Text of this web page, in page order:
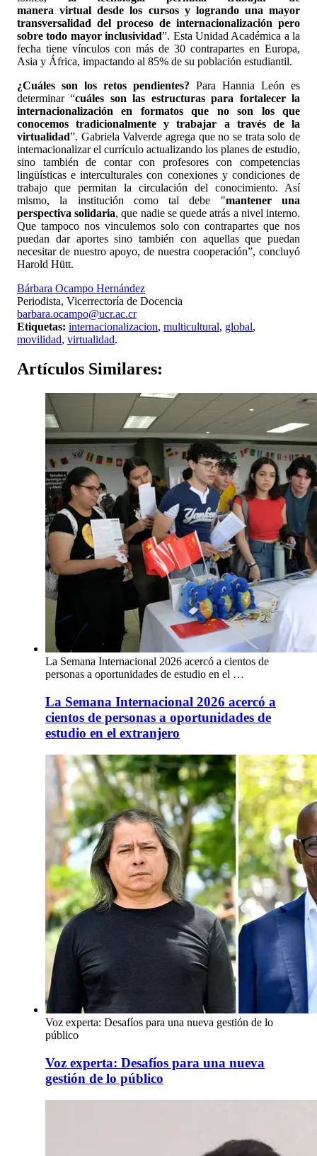
manera virtual desde los cursos y logrando una mayor
transversalidad del proceso de internacionalización pero
sobre todo mayor inclusividad”. Esta Unidad Académica a la
fecha tiene vínculos con más de 30 contrapartes en Europa,
Asia y África, impactando al 85% de su población estudiantil.
¿Cuáles son los retos pendientes? Para Hannia León es
determinar “cuáles son las estructuras para fortalecer la
internacionalización en formatos que no son los que
conocemos tradicionalmente y trabajar a través de la
virtualidad”. Gabriela Valverde agrega que no se trata solo de
internacionalizar el currículo actualizando los planes de estudio,
sino también de contar con profesores con competencias
lingüísticas e interculturales con conexiones y condiciones de
trabajo que permitan la circulación del conocimiento. Así
mismo, la institución como tal debe "mantener una
perspectiva solidaria, que nadie se quede atrás a nivel interno.
Que tampoco nos vinculemos solo con contrapartes que nos
puedan dar aportes sino también con aquellas que puedan
necesitar de nuestro apoyo, de nuestra cooperación”, concluyó
Harold Hütt.
Bárbara Ocampo Hernández
Periodista, Vicerrectoría de Docencia
barbara.ocampo@ucr.ac.cr
Etiquetas: internacionalizacion, multicultural, global,
movilidad, virtualidad.
Artículos Similares:
La Semana Internacional 2026 acercó a cientos de
personas a oportunidades de estudio en el …
La Semana Internacional 2026 acercó a
cientos de personas a oportunidades de
estudio en el extranjero
Voz experta: Desafíos para una nueva gestión de lo
público
Voz experta: Desafíos para una nueva
gestión de lo público